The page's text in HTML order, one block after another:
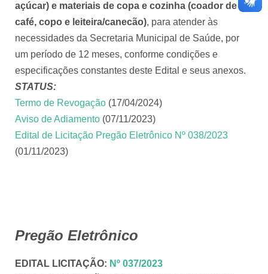
açúcar) e materiais de copa e cozinha (coador de
café, copo e leiteira/canecão), para atender às
necessidades da Secretaria Municipal de Saúde, por
um período de 12 meses, conforme condições e
especificações constantes deste Edital e seus anexos.
STATUS:
Termo de Revogação (17/04/2024)
Aviso de Adiamento (07/11/2023)
Edital de Licitação Pregão Eletrônico Nº 038/2023
(01/11/2023)
Pregão Eletrônico
EDITAL LICITAÇÃO: Nº 037/2023